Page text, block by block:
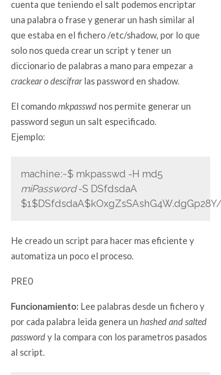
cuenta que teniendo el salt podemos encriptar
una palabra o frase y generar un hash similar al
que estaba en el fichero /etc/shadow, por lo que
solo nos queda crear un script y tener un
diccionario de palabras a mano para empezar a
crackear o descifrarlas password en shadow.
El comandomkpasswd nos permite generar un
password segun un salt especificado.
Ejemplo:
machine:~$ mkpasswd -H md5
miPassword-S DSfdsdaA
He creado un script para hacer mas eficiente y
automatiza un poco el proceso.
PRE0
Funcionamiento: Lee palabras desde un fichero y
por cada palabra leida genera un hashed and salted
passwordy la compara con los parametros pasados
al script.